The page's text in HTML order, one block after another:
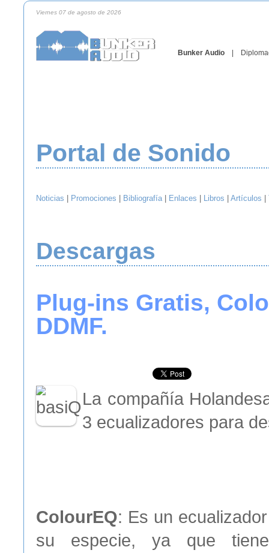
Viernes 07 de agosto de 2026
Bunker Audio
Portal de Sonido
Noticias Promociones Bibliografía| Enlaces Libros Artículos
Descargas
Plug-ins Gratis,
DDMF.
La compañía
3 ecualizadores para
ColourEQ: Es un
su especie, ya que